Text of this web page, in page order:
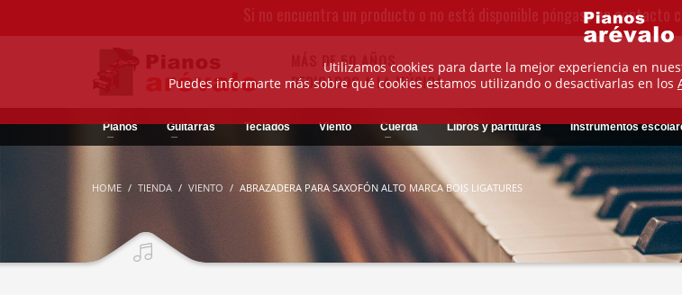
MÁS DE 50 AÑOS
DEDICADOS A LA MÚSICA
Pianos Guitarras Teclados Viento Cuerda Libros y partituras Instrumentos
HOME TIENDA VIENTO ABRAZADERA PARA SAXOFÓN ALTO MARCA BOIS LIGATURES
Si no encuentra un producto o no está disponible póngase en contacto
Utilizamos cookies para darte la mejor experiencia en
Puedes informarte más sobre qué cookies estamos utilizando o desactivarlas en los